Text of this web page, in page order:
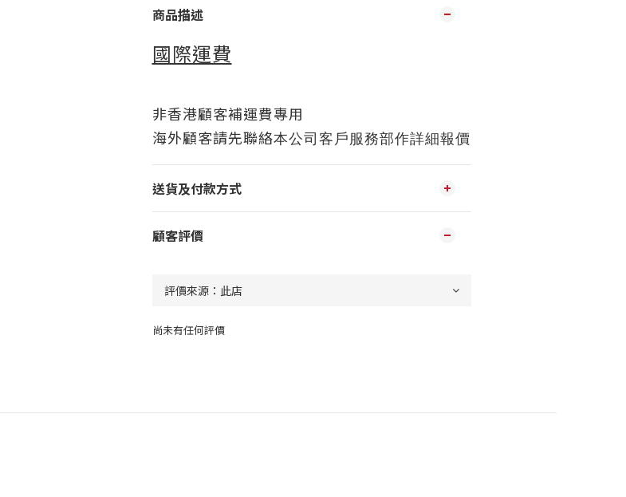
商品描述
國際運費
非香港顧客補運費專用
海外顧客請先聯絡本公司客戶服務部作詳細報價
送貨及付款方式
顧客評價
尚未有任何評價